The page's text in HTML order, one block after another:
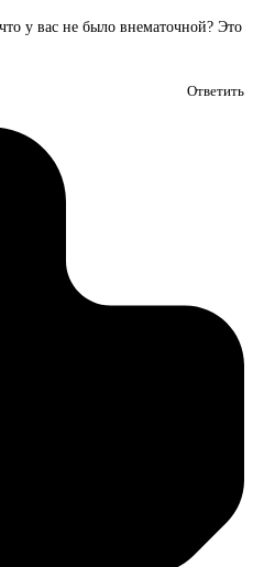
у вас не было внематочной? Это
Ответить